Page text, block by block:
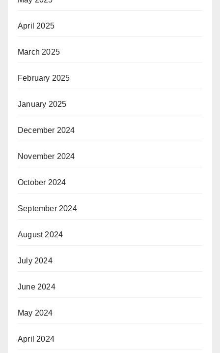
April 2025
March 2025
February 2025
January 2025
December 2024
November 2024
October 2024
September 2024
August 2024
July 2024
June 2024
May 2024
April 2024